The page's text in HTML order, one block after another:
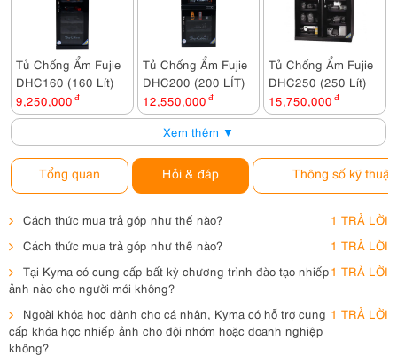
Tủ Chống Ẩm Fujie
DHC160 (160 Lít)
9,250,000 đ
Tủ Chống Ẩm Fujie
DHC200 (200 LÍT)
12,550,000 đ
Tủ Chống Ẩm Fujie
DHC250 (250 Lít)
15,750,000 đ
Xem thêm ▼
Tổng quan Hỏi & đáp Thông số kỹ thuật
Cách thức mua trả góp như thế nào?
1 TRẢ LỜI
Cách thức mua trả góp như thế nào?
1 TRẢ LỜI
Tại Kyma có cung cấp bất kỳ chương trình đào tạo nhiếp
ảnh nào cho người mới không?
1 TRẢ LỜI
Ngoài khóa học dành cho cá nhân, Kyma có hỗ trợ cung
cấp khóa học nhiếp ảnh cho đội nhóm hoặc doanh nghiệp
không?
1 TRẢ LỜI